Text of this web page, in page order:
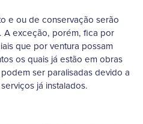
e ou de conservação serão
A exceção, porém, fica por
que por ventura possam
os quais já estão em obras
ser paralisadas devido a
já instalados.